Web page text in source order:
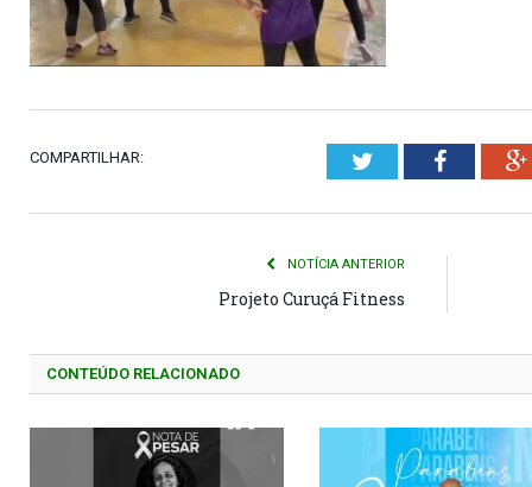
COMPARTILHAR: Twitter
NOTÍCIA ANTERIOR
Projeto Curuçá Fitness
CONTEÚDO RELACIONADO